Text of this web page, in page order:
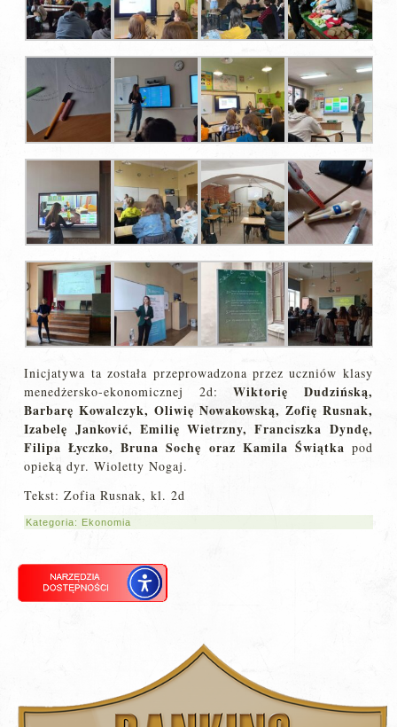
Inicjatywa ta została przeprowadzona przez uczniów klasy
menedżersko-ekonomicznej 2d:Wiktorię Dudzińską,
Barbarę Kowalczyk, Oliwię Nowakowską, Zofię Rusnak,
Izabelę Janković, Emilię Wietrzny, Franciszka Dyndę,
Filipa Łyczko, Bruna Sochę oraz Kamila Świątka pod
opieką dyr. Wioletty Nogaj.
Tekst: Zofia Rusnak, kl. 2d
Kategoria: Ekonomia